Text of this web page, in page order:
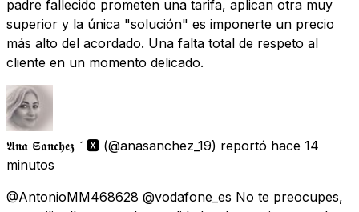
padre fallecido prometen una tarifa, aplican otra muy
superior y la única "solución" es imponerte un precio
más alto del acordado. Una falta total de respeto al
cliente en un momento delicado.
𝕬𝖓𝖆 𝕾𝖆𝖓𝖈𝖍𝖊𝖟  🆇 (@anasanchez_19) reportó hace 14
minutos
@AntonioMM468628 @vodafone_es No te preocupes,